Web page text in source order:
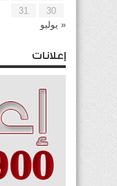
30
31
« يوليو
إعلانات